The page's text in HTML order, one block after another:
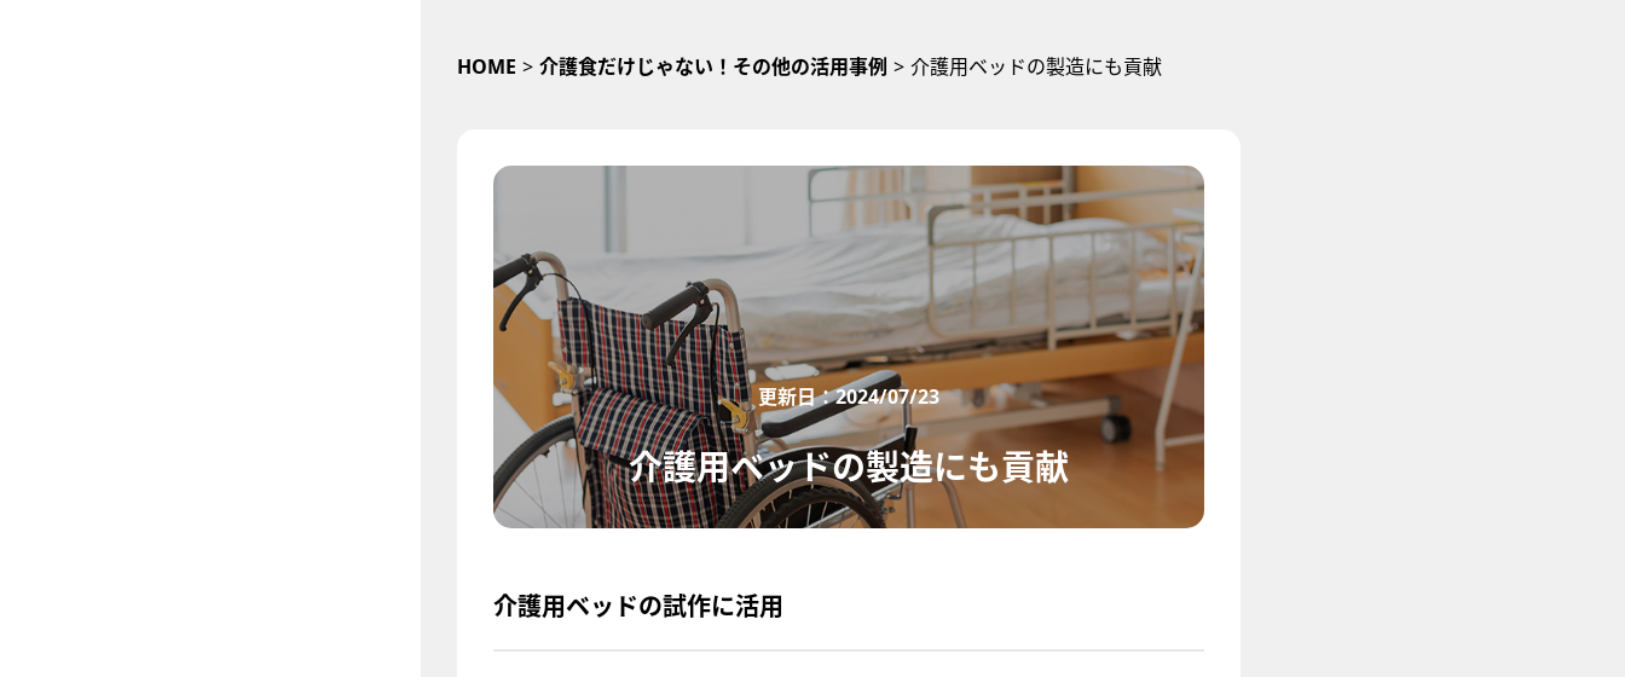
HOME > 介護食だけじゃない！その他の活用事例 > 介護用ベッドの製造にも貢献
更新日：2024/07/23
介護用ベッドの製造にも貢献
介護用ベッドの試作に活用